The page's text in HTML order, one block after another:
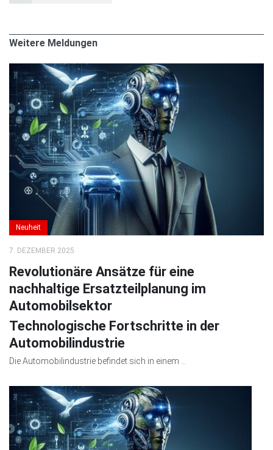
Weitere Meldungen
Neuheit
7. DEZEMBER 2025
Revolutionäre Ansätze für eine
nachhaltige Ersatzteilplanung im
Automobilsektor
Technologische Fortschritte in der
Automobilindustrie
Die Automobilindustrie befindet sich in einem ...